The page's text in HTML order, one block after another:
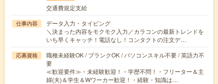
交通費規定支給
仕事内容
データ入力・タイピング
＼決まった内容をモクモク入力／カラコンの最新トレンドを
いち早くキャッチ！電話なし！コンタクトの注文デ…
応募資格
職種未経験OK / ブランクOK / パソコンスキル不要 / 英語力不
要
≪歓迎要件≫・未経験歓迎！・学歴不問！・フリーター＆主
婦(夫)＆学生＆Wワーカー歓迎！・経験・知識は…